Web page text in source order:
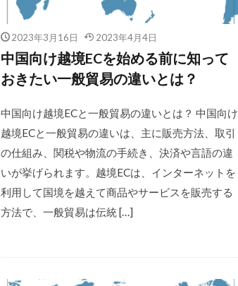
2023年3月16日 2023年4月4日
中国向け越境ECを始める前に知って
おきたい一般貿易の違いとは？
中国向け越境ECと一般貿易の違いとは？ 中国向け
越境ECと一般貿易の違いは、主に販売方法、取引
の仕組み、関税や物流の手続き、決済や言語の違
いが挙げられます。越境ECは、インターネットを
利用して国境を越えて商品やサービスを販売する
方法で、一般貿易は伝統 […]